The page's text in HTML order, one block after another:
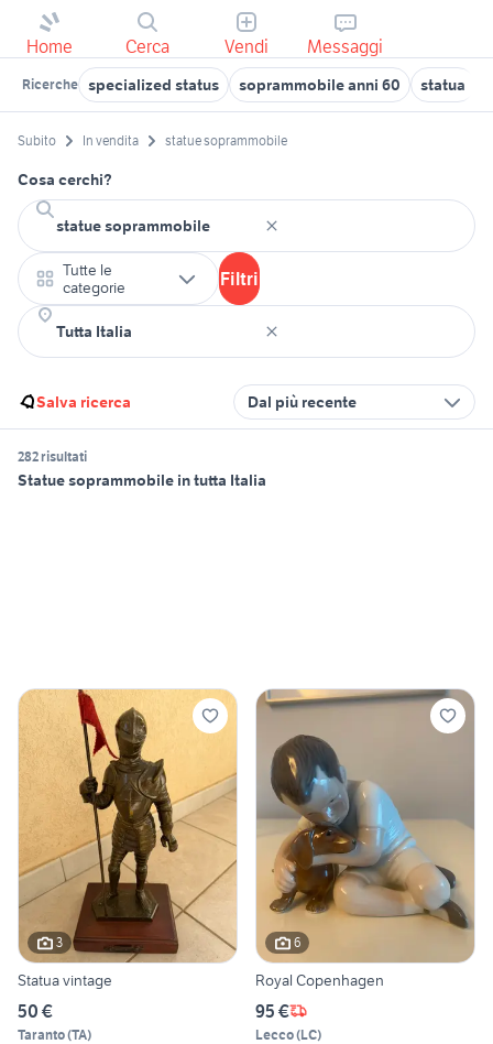
Home Cerca Vendi Messaggi
Ricerche specialized status soprammobile anni 60 statua
Subito In vendita statue soprammobile
Cosa cerchi?
Tutte le
categorie
Filtri
Salva ricerca Dal più recente
282 risultati
Statue soprammobile in tutta Italia
3
Statua vintage
50 €
Taranto(TA)
6
Royal Copenhagen
95 €
Lecco(LC)